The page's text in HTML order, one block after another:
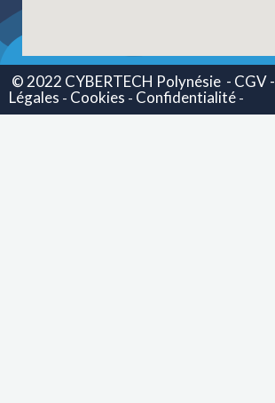
© 2022 CYBERTECH Polynésie - CGV -
Légales - Cookies - Confidentialité -